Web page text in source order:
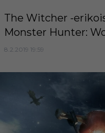
The Witcher -
Monster Hunter:
8.2.2019 19:59